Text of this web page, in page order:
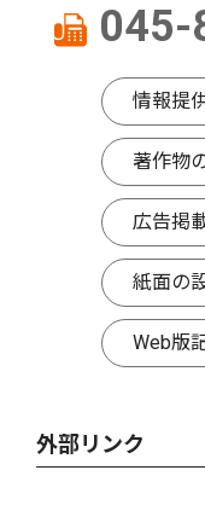
045-
情報提
著作物
広告掲
紙面の
Web版
外部リンク